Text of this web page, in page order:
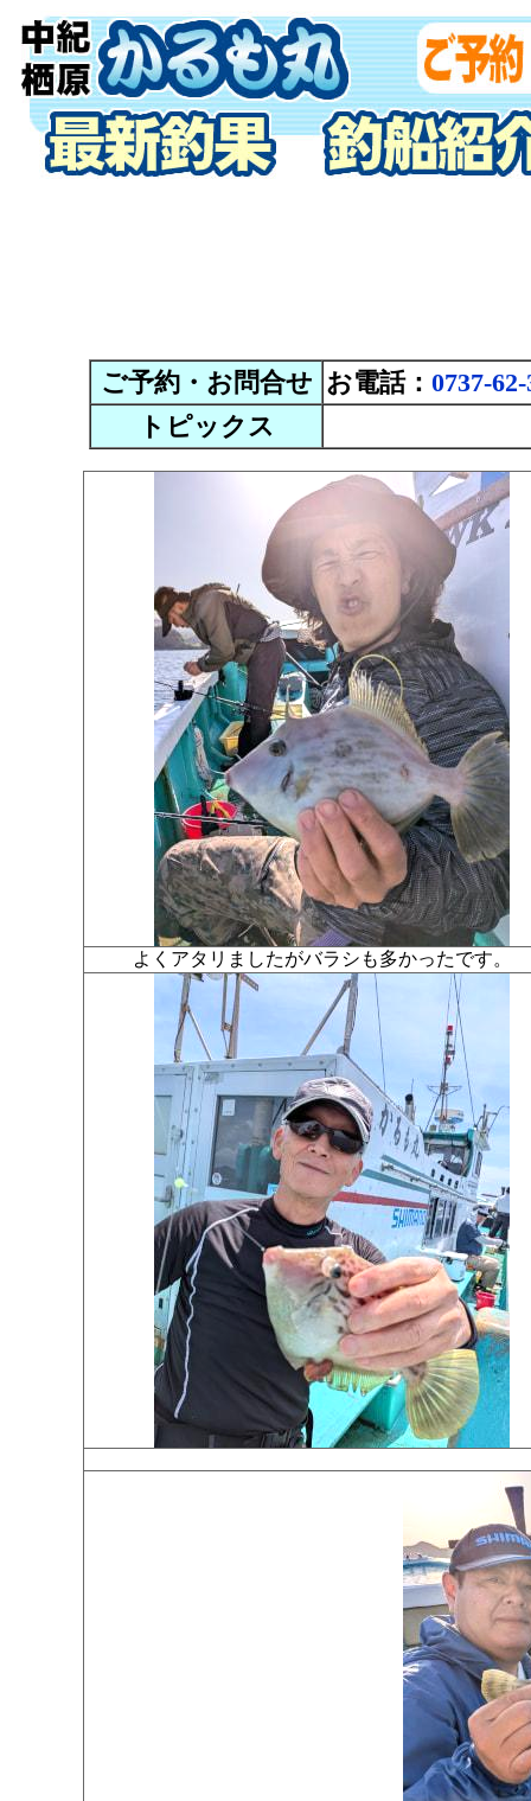
ご予約・お問合せ お電話： 0737-
トピックス
よくアタリましたがバラシも多かったです。